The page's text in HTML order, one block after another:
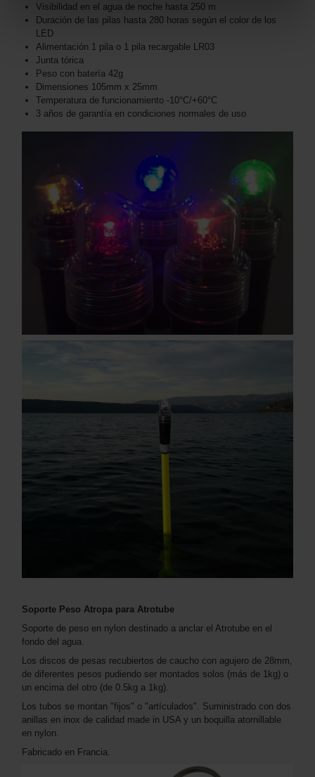
Visibilidad en el agua de noche hasta 250 m
Duración de las pilas hasta 280 horas según el color de los
LED
Alimentación 1 pila o 1 pila recargable LR03
Junta tórica
Peso con batería 42g
Dimensiones 105mm x 25mm
Temperatura de funcionamiento -10°C/+60°C
3 años de garantía en condiciones normales de uso
Soporte Peso Atropa para Atrotube
Soporte de peso en nylon destinado a anclar el Atrotube en el
fondo del agua.
Los discos de pesas recubiertos de caucho con agujero de 28mm,
de diferentes pesos pudiendo ser montados solos (más de 1kg) o
un encima del otro (de 0.5kg a 1kg).
Los tubos se montan "fijos" o "artículados". Suministrado con dos
anillas en inox de calidad made in USA y un boquilla atornillable
en nylon.
Fabricado en Francia.